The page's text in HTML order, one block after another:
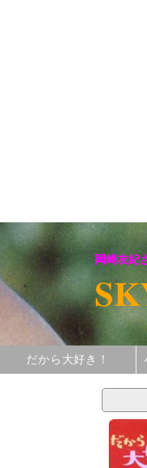
岡崎友紀
だから大好き！